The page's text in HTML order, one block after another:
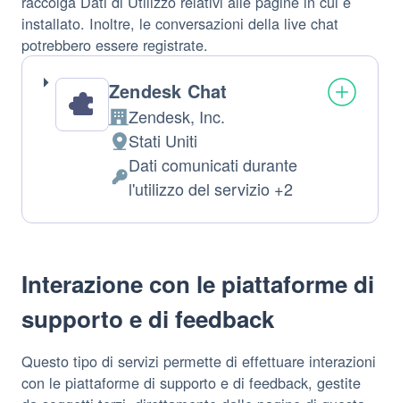
installato. Inoltre, le conversazioni della live chat
potrebbero essere registrate.
Zendesk Chat
Azienda:
Zendesk, Inc.
Luogo
del
trattamento:
Stati Uniti
Dati
Dati comunicati durante
l'utilizzo del servizio +2
Interazione con le piattaforme di
supporto e di feedback
Questo tipo di servizi permette di effettuare interazioni
con le piattaforme di supporto e di feedback, gestite